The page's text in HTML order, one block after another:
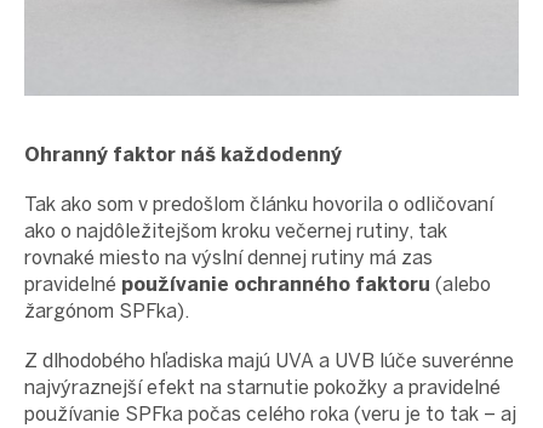
Ohranný faktor náš každodenný
Tak ako som v predošlom článku hovorila o odličovaní
ako o najdôležitejšom kroku večernej rutiny, tak
rovnaké miesto na výslní dennej rutiny má zas
pravidelné používanie ochranného faktoru (alebo
žargónom SPFka).
Z dlhodobého hľadiska majú UVA a UVB lúče suverénne
najvýraznejší efekt na starnutie pokožky a pravidelné
používanie SPFka počas celého roka (veru je to tak – aj